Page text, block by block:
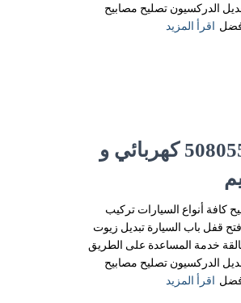
الدركسيون تصليح مصابيح
اقرأ المزيد
بنشر متنقل النسيم 50805535‬ كهربائي و
كافة أنواع السيارات تركيب
قفل باب السيارة تبديل زيوت
خدمة المساعدة على الطريق
الدركسيون تصليح مصابيح
اقرأ المزيد